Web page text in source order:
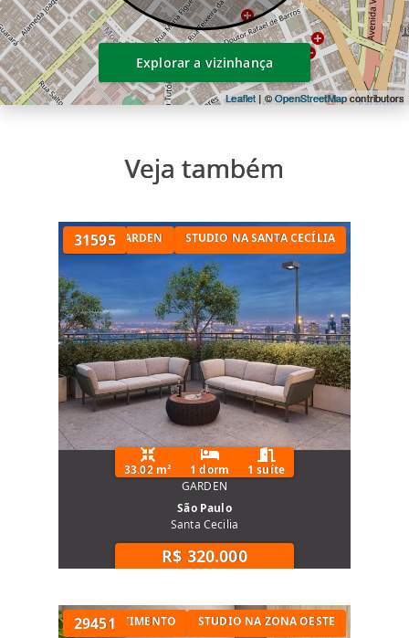
Leaflet | ©OpenStreetMapcontributors
Explorar a vizinhança
Veja também
31595
APARTAMENTO GARDEN STUDIO NA SANTA CECÍLIA
33.02 m² 1 dorm
1 suíte
GARDEN
São Paulo
Santa Cecilia
R$ 320.000
29451
STUDIO PARA INVESTIMENTO STUDIO NA ZONA OESTE